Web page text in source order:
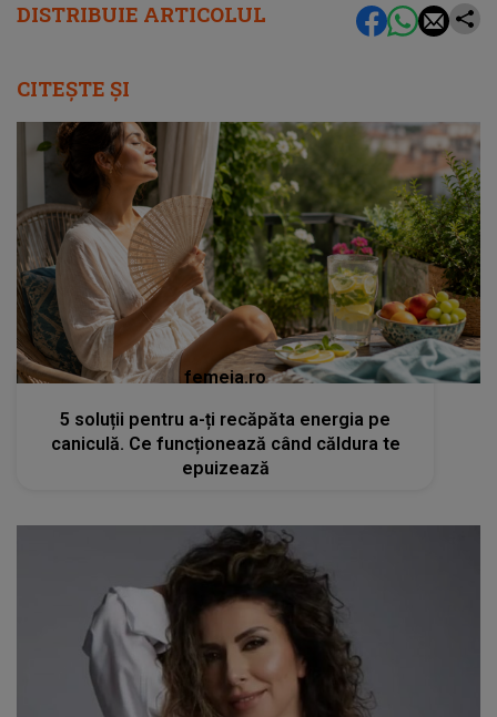
DISTRIBUIE ARTICOLUL
CITEȘTE ȘI
femeia.ro
5 soluții pentru a-ți recăpăta energia pe
caniculă. Ce funcționează când căldura te
epuizează